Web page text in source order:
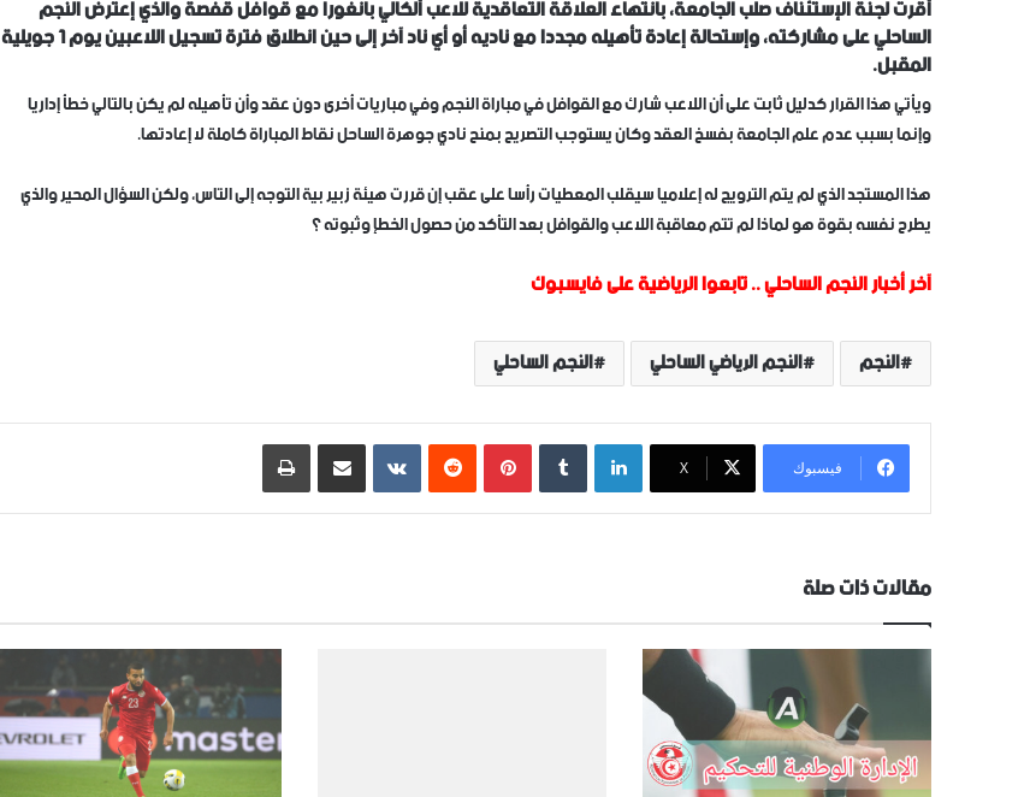
أقرت لجنة الإستئناف صلب الجامعة، بانتهاء العلاقة التعاقدية للاعب ألكالي بانغورا مع قوافل قفصة والذي إعترض النجم
الساحلي على مشاركته، وإستحالة إعادة تأهيله مجددا مع ناديه أو أي ناد آخر إلى حين انطلاق فترة تسجيل اللاعبين يوم 1 جويلية
المقبل.
ويأتي هذا القرار كدليل ثابت على أن اللاعب شارك مع القوافل في مباراة النجم وفي مباريات أخرى دون عقد وأن تأهيله لم يكن بالتالي خطأ إداريا
وإنما بسبب عدم علم الجامعة بفسخ العقد وكان يستوجب التصريح بمنح نادي جوهرة الساحل نقاط المباراة كاملة لا إعادتها.
هذا المستجد الذي لم يتم الترويج له إعلاميا سيقلب المعطيات رأسا على عقب إن قررت هيئة زبير بية التوجه إلى التاس، ولكن السؤال المحير والذي
يطرح نفسه بقوة هو لماذا لم تتم معاقبة اللاعب والقوافل بعد التأكد من حصول الخطإ وثبوته ؟
آخر أخبار النجم الساحلي..تابعوا الرياضية على فايسبوك
النجم النجم الرياضي الساحلي النجم الساحلي
فيسبوك ‫X
لينكدإن بينتيريست ‏VKontakte
مقالات ذات صلة